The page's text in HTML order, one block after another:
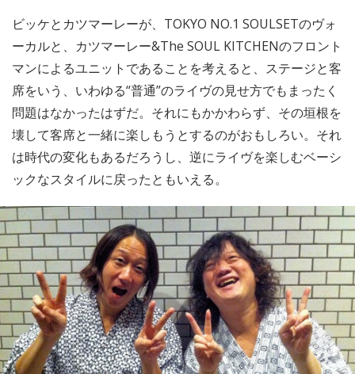
ビッケとカツマーレーが、TOKYO NO.1 SOULSETのヴォ
ーカルと、カツマーレー&The SOUL KITCHENのフロント
マンによるユニットであることを考えると、ステージと客
席をいう、いわゆる“普通”のライヴの見せ方でもまったく
問題はなかったはずだ。それにもかかわらず、その垣根を
壊して客席と一緒に楽しもうとするのがおもしろい。それ
は時代の変化もあるだろうし、逆にライヴを楽しむベーシ
ックなスタイルに戻ったともいえる。